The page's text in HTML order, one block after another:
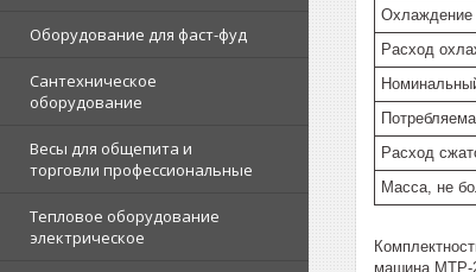
Оборудование для фаст-фуд
Сантехническое
оборудование
Весы для общепита и
торговли профессиональные
Тепловое оборудование
электрическое
Охлаждение
Расход
Расход
Масса, не
машина МТР-